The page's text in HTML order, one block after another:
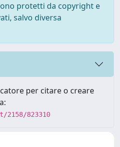
protetti da copyright e
salvo diversa
per citare o creare
823310